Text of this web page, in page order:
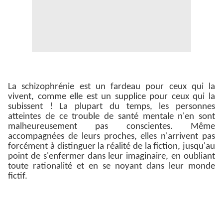
La schizophrénie est un fardeau pour ceux qui la
vivent, comme elle est un supplice pour ceux qui la
subissent ! La plupart du temps, les personnes
atteintes de ce trouble de santé mentale n'en sont
malheureusement pas conscientes. Même
accompagnées de leurs proches, elles n'arrivent pas
forcément à distinguer la réalité de la fiction, jusqu'au
point de s'enfermer dans leur imaginaire, en oubliant
toute rationalité et en se noyant dans leur monde
fictif.